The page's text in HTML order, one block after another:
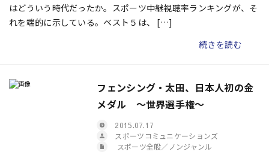
はどういう時代だったか。スポーツ中継視聴率ランキングが、そ
れを端的に示している。ベスト５は、 […]
続きを読む
フェンシング・太田、日本人初の金
メダル 〜世界選手権〜
2015.07.17
スポーツコミュニケーションズ
スポーツ全般／ノンジャンル